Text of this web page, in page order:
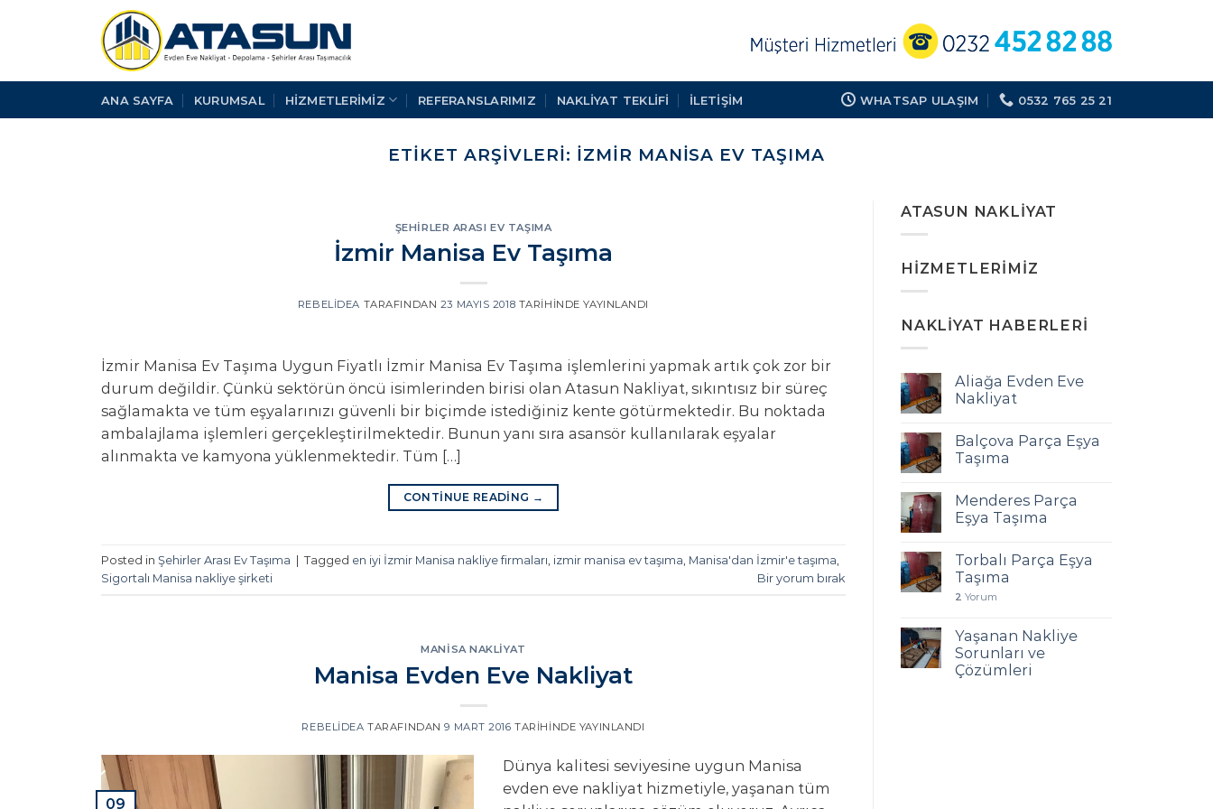
ANA SAYFA KURUMSAL HİZMETLERİMİZ REFERANSLARIMIZ NAKLIYAT TEKLIFI İLETİŞİM WHATSAP ULAŞIM 0532 765 25 21
ETIKET ARŞIVLERI: IZMIR MANISA EV TAŞIMA
ŞEHIRLER ARASI EV TAŞIMA
İzmir Manisa Ev Taşıma
REBELIDEA TARAFINDAN 23 MAYIS 2018 TARIHINDE YAYINLANDI
İzmir Manisa Ev Taşıma Uygun Fiyatlı İzmir Manisa Ev Taşıma işlemlerini yapmak artık çok zor bir
durum değildir. Çünkü sektörün öncü isimlerinden birisi olan Atasun Nakliyat, sıkıntısız bir süreç
sağlamakta ve tüm eşyalarınızı güvenli bir biçimde istediğiniz kente götürmektedir. Bu noktada
ambalajlama işlemleri gerçekleştirilmektedir. Bunun yanı sıra asansör kullanılarak eşyalar
alınmakta ve kamyona yüklenmektedir. Tüm […]
CONTINUE READING →
Posted in Şehirler Arası Ev Taşıma | Tagged en iyi İzmir Manisa nakliye firmaları, izmir manisa ev taşıma, Manisa'dan İzmir'e taşıma,
Sigortalı Manisa nakliye şirketi
Bir yorum bırak
MANISA NAKLIYAT
Manisa Evden Eve Nakliyat
REBELIDEA TARAFINDAN 9 MART 2016 TARIHINDE YAYINLANDI
09
Dünya kalitesi seviyesine uygun Manisa
evden eve nakliyat hizmetiyle, yaşanan tüm
ATASUN NAKLIYAT
HIZMETLERIMIZ
NAKLIYAT HABERLERI
Aliağa Evden Eve
Nakliyat
Balçova Parça Eşya
Taşıma
Menderes Parça
Eşya Taşıma
Torbalı Parça Eşya
Taşıma
2 Yorum
Yaşanan Nakliye
Sorunları ve
Çözümleri